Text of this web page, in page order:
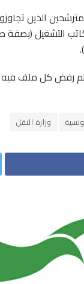
الذين
رفض كل ملف
وزارة النقل